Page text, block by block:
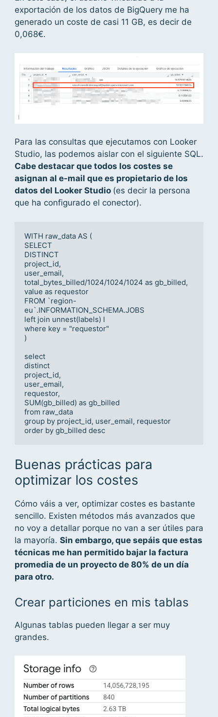
exportación de los datos de BigQuery me ha
generado un coste de casi 11 GB, es decir de
0,068€.
Para las consultas que ejecutamos con Looker
Studio, las podemos aislar con el siguiente SQL.
Cabe destacar que todos los costes se
asignan al e-mail que es propietario de los
datos del Looker Studio (es decir la persona
que ha configurado el conector).
WITH raw_data AS (
SELECT
DISTINCT
project_id,
user_email,
total_bytes_billed/1024/1024/1024 as gb_billed,
value as requestor
FROM `region-
eu`.INFORMATION_SCHEMA.JOBS
left join unnest(labels) l
where key = "requestor"
)
select
distinct
project_id,
user_email,
requestor,
SUM(gb_billed) as gb_billed
from raw_data
group by project_id, user_email, requestor
order by gb_billed desc
Buenas prácticas para
optimizar los costes
Cómo váis a ver, optimizar costes es bastante
sencillo. Existen métodos más avanzados que
no voy a detallar porque no van a ser útiles para
la mayoría. Sin embargo, que sepáis que estas
técnicas me han permitido bajar la factura
promedia de un proyecto de 80% de un día
para otro.
Crear particiones en mis tablas
Algunas tablas pueden llegar a ser muy
grandes.